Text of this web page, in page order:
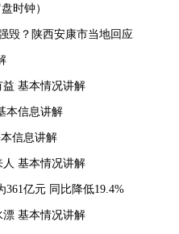
时钟）
毁？陕西安康市当地回应
基本情况讲解
本信息讲解
信息讲解
基本情况讲解
361亿元 同比降低19.4%
基本情况讲解